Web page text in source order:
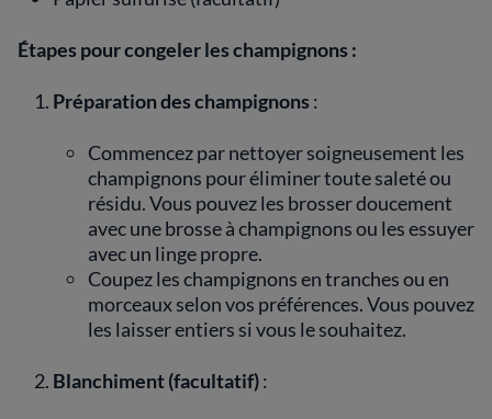
Étapes pour congeler les champignons :
Préparation des champignons :
Commencez par nettoyer soigneusement les
champignons pour éliminer toute saleté ou
résidu. Vous pouvez les brosser doucement
avec une brosse à champignons ou les essuyer
avec un linge propre.
Coupez les champignons en tranches ou en
morceaux selon vos préférences. Vous pouvez
les laisser entiers si vous le souhaitez.
Blanchiment (facultatif):